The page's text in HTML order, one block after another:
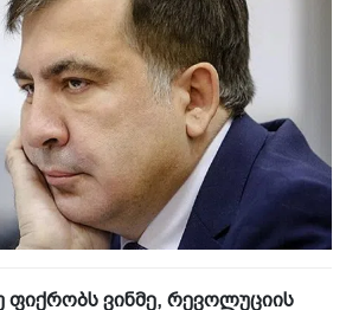
ფიქრობს ვინმე, რევოლუციის